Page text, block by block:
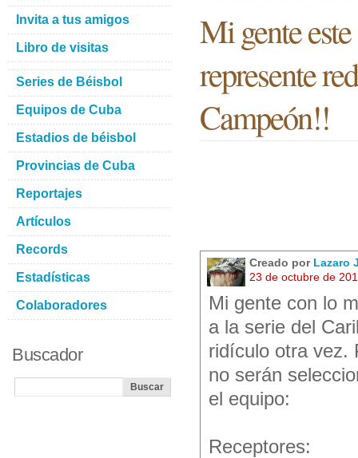
Mi gente
represente
Campeón!!
Creado por Lazaro
23 de octubre de
Mi gente con lo
a la serie del
ridículo otra vez.
no serán
el equipo:
Receptores:
Invita a tus amigos
Libro de visitas
Series de Béisbol
Equipos de Cuba
Estadios de béisbol
Provincias de Cuba
Reportajes
Artículos
Records
Estadísticas
Colaboradores
Buscador